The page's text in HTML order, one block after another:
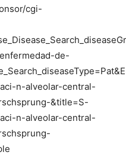
cgi-
de-
n-alveolar-central-
&title=S-
n-alveolar-central-